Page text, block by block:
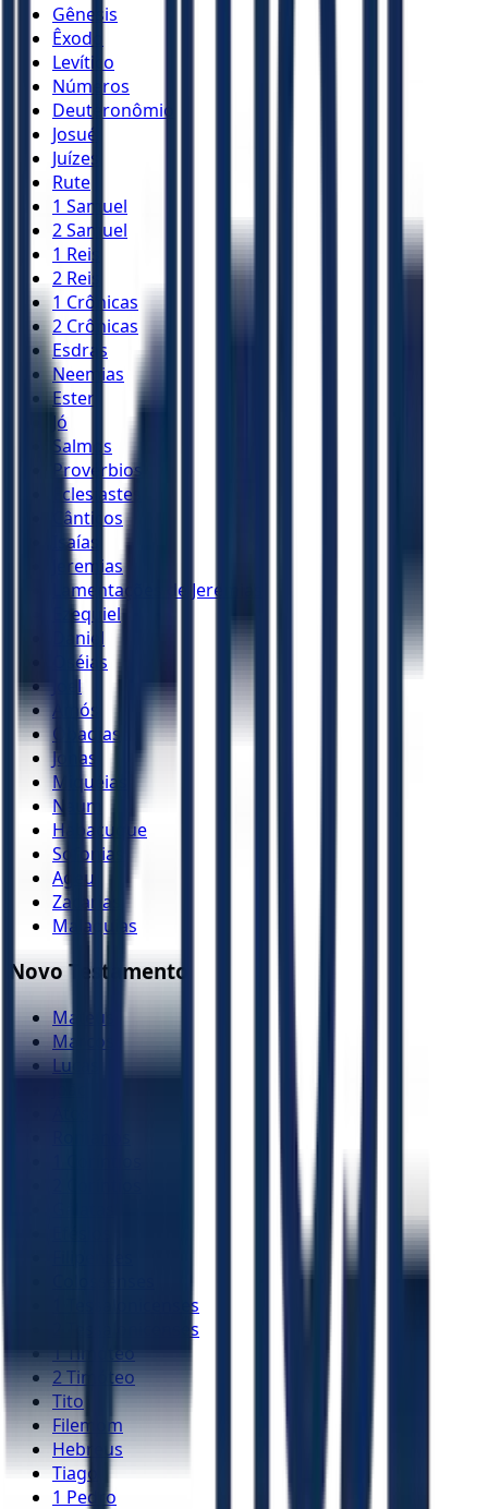
Gênesis
Êxodo
Levítico
Números
Deuteronômio
Josué
Juízes
Rute
1 Samuel
2 Samuel
1 Reis
2 Reis
1 Crônicas
2 Crônicas
Esdras
Neemias
Ester
Jó
Salmos
Provérbios
Eclesiastes
Cânticos
Isaías
Jeremias
Lamentações de Jeremias
Ezequiel
Daniel
Oséias
Joel
Amós
Obadias
Jonas
Miquéias
Naum
Habacuque
Sofonias
Ageu
Zacarias
Malaquias
Novo Testamento
Mateus
Marcos
Lucas
1 Tessalonicenses
2 Tessalonicenses
1 Timóteo
2 Timóteo
Tito
Filemom
Hebreus
Tiago
1 Pedro